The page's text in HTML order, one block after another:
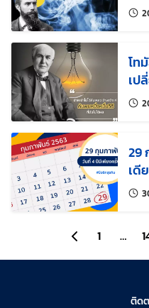
โท
เป
29
เดี
ไปยังหน้าก่อ
1 …
ติดต